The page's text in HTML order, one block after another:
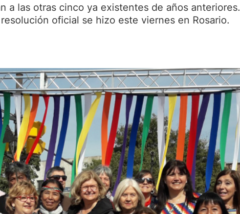
a las otras cinco ya existentes de años
oficial se hizo este viernes en Rosario.